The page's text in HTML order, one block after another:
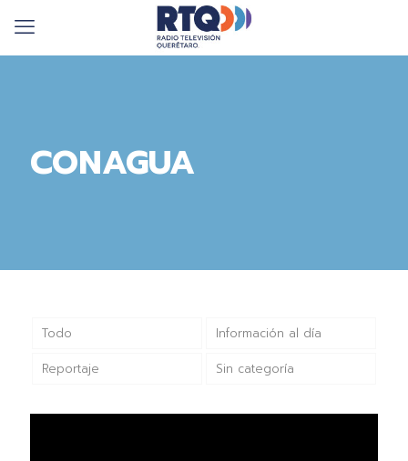
CONAGUA
Todo Información al día
Reportaje Sin categoría